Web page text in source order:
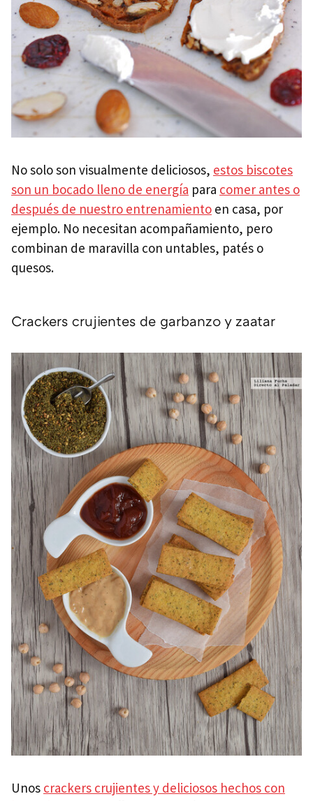
No solo son visualmente deliciosos, estos biscotes
son un bocado lleno de energía para comer antes o
después de nuestro entrenamiento en casa, por
ejemplo. No necesitan acompañamiento, pero
combinan de maravilla con untables, patés o
quesos.
Crackers crujientes de garbanzo y zaatar
Unos crackers crujientes y deliciosos hechos con